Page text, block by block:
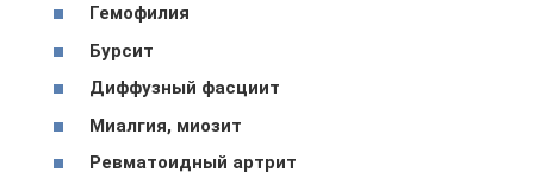
Гемофилия
Бурсит
Диффузный фасциит
Миалгия, миозит
Ревматоидный артрит